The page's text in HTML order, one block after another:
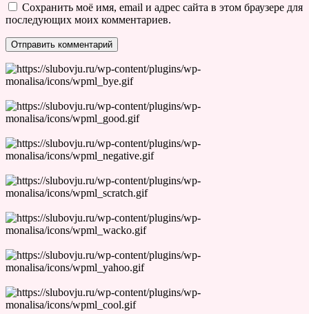
Сохранить моё имя, email и адрес сайта в этом браузере для
последующих моих комментариев.